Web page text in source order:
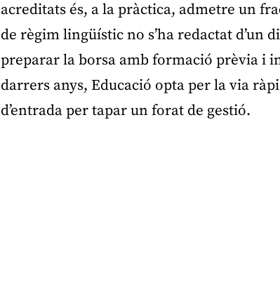
acreditats és, a la pràctica, admetre un
de règim lingüístic no s’ha redactat d’un
preparar la borsa amb formació prèvia i
darrers anys, Educació opta per la via
d’entrada per tapar un forat de gestió.